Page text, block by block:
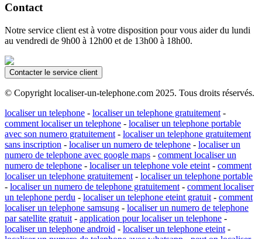
Contact
Notre service client est à votre disposition pour vous aider du lundi
au vendredi de 9h00 à 12h00 et de 13h00 à 18h00.
Contacter le service client
© Copyright localiser-un-telephone.com 2025. Tous droits réservés.
localiser un telephone - localiser un telephone gratuitement -
comment localiser un telephone - localiser un telephone portable
avec son numero gratuitement - localiser un telephone gratuitement
sans inscription - localiser un numero de telephone - localiser un
numero de telephone avec google maps - comment localiser un
numero de telephone - localiser un telephone vole eteint - comment
localiser un telephone gratuitement - localiser un telephone portable
- localiser un numero de telephone gratuitement - comment localiser
un telephone perdu - localiser un telephone eteint gratuit - comment
localiser un telephone samsung - localiser un numero de telephone
par satellite gratuit - application pour localiser un telephone -
localiser un telephone android - localiser un telephone eteint -